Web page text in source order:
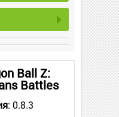
Ball Z:
Battles
: 0.8.3